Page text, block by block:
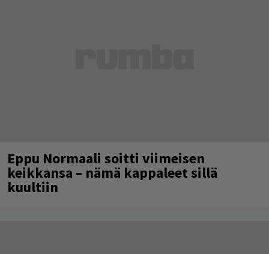
Eppu Normaali soitti viimeisen
keikkansa – nämä kappaleet sillä
kuultiin